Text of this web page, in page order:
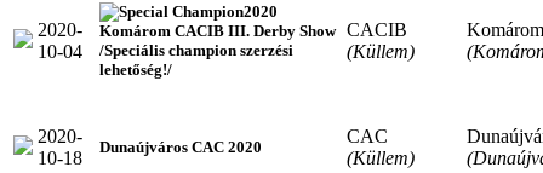
2020-
10-04
2020
Komárom CACIB III. Derby Show
/Speciális champion szerzési
lehetőség!/
CACIB
(Küllem)
Komárom
2020-
10-18
Dunaújváros CAC 2020
CAC
(Küllem)